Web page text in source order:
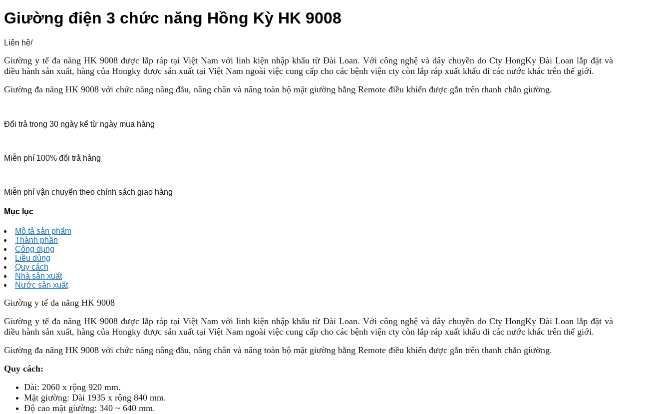
Giường điện 3 chức năng Hồng Kỳ HK 9008
Liên hệ/
Giường y tế đa năng HK 9008 được lắp ráp tại Việt Nam với linh kiện nhập khẩu từ Đài Loan. Với công nghệ và dây chuyền do Cty HongKy Đài Loan lắp đặt và
điều hành sản xuất, hàng của Hongky được sản xuất tại Việt Nam ngoài việc cung cấp cho các bệnh viện cty còn lắp ráp xuất khẩu đi các nước khác trên thế giới.
Giường đa năng HK 9008 với chức năng nâng đầu, nâng chân và nâng toàn bộ mặt giường bằng Remote điều khiển được gắn trên thanh chắn giường.
Đổi trả trong 30 ngày kể từ ngày mua hàng
Miễn phí 100% đổi trả hàng
Miễn phí vận chuyển theo chính sách giao hàng
Mục lục
Mô tả sản phẩm
Thành phần
Công dụng
Liều dùng
Quy cách
Nhà sản xuất
Nước sản xuất
Giường y tế đa năng HK 9008
Giường y tế đa năng HK 9008 được lắp ráp tại Việt Nam với linh kiện nhập khẩu từ Đài Loan. Với công nghệ và dây chuyền do Cty HongKy Đài Loan lắp đặt và
điều hành sản xuất, hàng của Hongky được sản xuất tại Việt Nam ngoài việc cung cấp cho các bệnh viện cty còn lắp ráp xuất khẩu đi các nước khác trên thế giới.
Giường đa năng HK 9008 với chức năng nâng đầu, nâng chân và nâng toàn bộ mặt giường bằng Remote điều khiển được gắn trên thanh chắn giường.
Quy cách:
Dài: 2060 x rộng 920 mm.
Mặt giường: Dài 1935 x rộng 840 mm.
Độ cao mặt giường: 340 ~ 640 mm.